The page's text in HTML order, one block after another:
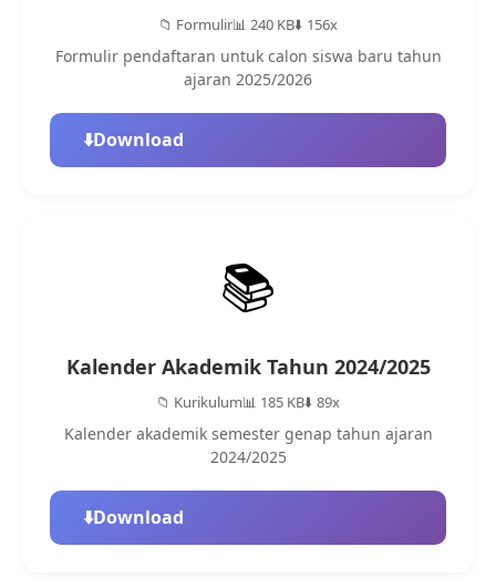
📁 Formulir📊 240 KB⬇️ 156x
Formulir pendaftaran untuk calon siswa baru tahun
ajaran 2025/2026
⬇️Download
📚
Kalender Akademik Tahun 2024/2025
📁 Kurikulum📊 185 KB⬇️ 89x
Kalender akademik semester genap tahun ajaran
2024/2025
⬇️Download